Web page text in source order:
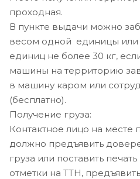
проходная.
В пункте выдачи можно
весом одной единицы или
единиц не более 30 кг,
машины на территорию
в машину каром или
(бесплатно).
Получение груза:
Контактное лицо на месте
должно предъявить
груза или поставить
отметки на ТТН,